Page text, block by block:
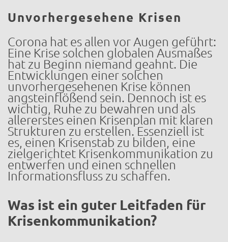
Unvorhergesehene Krisen
Corona hat es allen vor Augen geführt:
Eine Krise solchen globalen Ausmaßes
hat zu Beginn niemand geahnt. Die
Entwicklungen einer solchen
unvorhergesehenen Krise können
angsteinflößend sein. Dennoch ist es
wichtig, Ruhe zu bewahren und als
allererstes einen Krisenplan mit klaren
Strukturen zu erstellen. Essenziell ist
es, einen Krisenstab zu bilden, eine
zielgerichtet Krisenkommunikation zu
entwerfen und einen schnellen
Informationsfluss zu schaffen.
Was ist ein guter Leitfaden für
Krisenkommunikation?